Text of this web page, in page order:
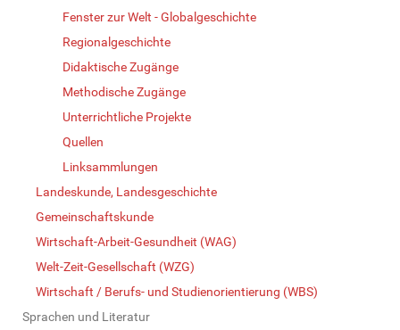
Fenster zur Welt - Globalgeschichte
Regionalgeschichte
Didaktische Zugänge
Methodische Zugänge
Unterrichtliche Projekte
Quellen
Linksammlungen
Landeskunde, Landesgeschichte
Gemeinschaftskunde
Wirtschaft-Arbeit-Gesundheit (WAG)
Welt-Zeit-Gesellschaft (WZG)
Wirtschaft / Berufs- und Studienorientierung (WBS)
Sprachen und Literatur